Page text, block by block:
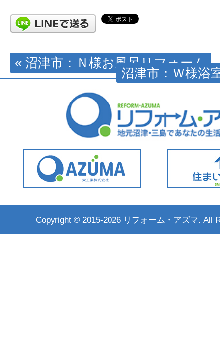
« 沼津市：Ｎ様お風呂リフォーム
沼津市：Ｗ様浴
Copyright © 2015-2026 リフォーム・アズマ. All